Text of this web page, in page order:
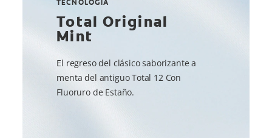
TECNOLOGÍA
Total Original
Mint
El regreso del clásico saborizante a
menta del antiguo Total 12 Con
Fluoruro de Estaño.